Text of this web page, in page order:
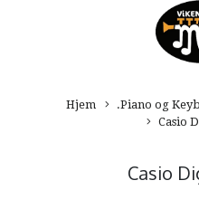
Hjem .Piano og
Casio
Casio